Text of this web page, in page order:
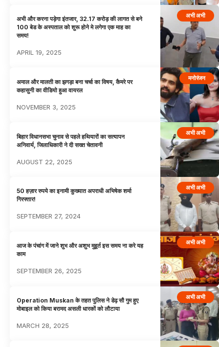
अभी अभी
अभी और करना पड़ेगा इंतजार, 32.17 करोड़ की लागत से बने
100 बेड के अस्पताल को शुरू होने मे लगेगा एक माह का
समय!
APRIL 19, 2025
मनोरंजन
अमाल और मालती का झगड़ा बना चर्चा का विषय, कैमरे पर
कहासुनी का वीडियो हुआ वायरल
NOVEMBER 3, 2025
अभी अभी
बिहार विधानसभा चुनाव से पहले हथियारों का सत्यापन
अनिवार्य, जिलाधिकारी ने दी सख्त चेतावनी
AUGUST 22, 2025
अभी अभी
50 हज़ार रुपये का इनामी कुख्यात अपराधी अभिषेक शर्मा
गिरफ्तार!
SEPTEMBER 27, 2024
अभी अभी
आज के पंचांग में जाने शुभ और अशुभ मुहूर्त इस समय ना करे यह
काम
SEPTEMBER 26, 2025
अभी अभी
Operation Muskan के तहत पुलिस ने डेढ़ सौ गुम हुए
मोबाइल को किया बरामद असली धारकों को लौटाया
MARCH 28, 2025